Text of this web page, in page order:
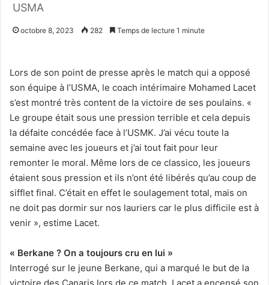
USMA
octobre 8, 2023 282 Temps de lecture 1 minute
Lors de son point de presse après le match qui a opposé
son équipe à l’USMA, le coach intérimaire Mohamed Lacet
s’est montré très content de la victoire de ses poulains. «
Le groupe était sous une pression terrible et cela depuis
la défaite concédée face à l’USMK. J’ai vécu toute la
semaine avec les joueurs et j’ai tout fait pour leur
remonter le moral. Même lors de ce classico, les joueurs
étaient sous pression et ils n’ont été libérés qu’au coup de
sifflet final. C’était en effet le soulagement total, mais on
ne doit pas dormir sur nos lauriers car le plus difficile est à
venir », estime Lacet.
« Berkane ? On a toujours cru en lui »
Interrogé sur le jeune Berkane, qui a marqué le but de la